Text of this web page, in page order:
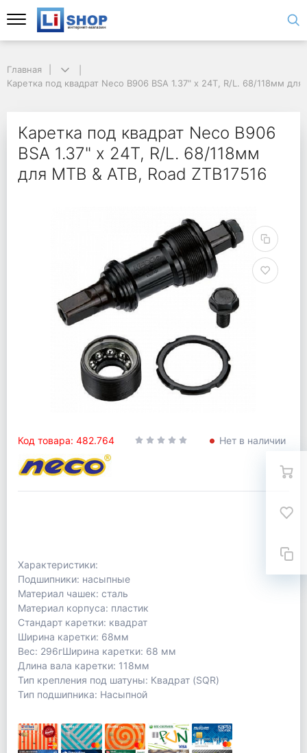
Главная
Каретка под квадрат Neco B906 BSA 1.37" х 24T, R/L. 68/118мм для
Каретка под квадрат Neco B906
BSA 1.37" х 24T, R/L. 68/118мм
для MTB & ATB, Road ZTB17516
Код товара: 482.764 Нет в наличии
Характеристики:
Подшипники: насыпные
Материал чашек: сталь
Материал корпуса: пластик
Стандарт каретки: квадрат
Ширина каретки: 68мм
Вес: 296гШирина каретки: 68 мм
Длина вала каретки: 118мм
Тип крепления под шатуны: Квадрат (SQR)
Тип подшипника: Насыпной